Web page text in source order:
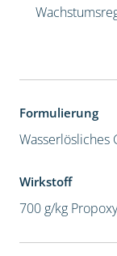
Formulierung
Wasserlösliches
Wirkstoff
700 g/kg